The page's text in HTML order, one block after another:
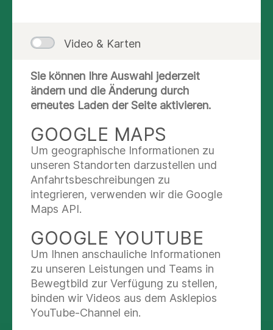
künstlichen Hüft- und Kniegelenken,
Knochenbrüchen.
Nutzen Sie unsere vielfältigen
(KG), Manuelle Therapie (MT), Manuelle
Lymphdrainage, CMD und
Krankengymnastik am Gerät (KGG), um
Ihre Gesundheit zu fördern. Darüber
hinaus bieten wir Ihnen die Möglichkeit,
unsere Trainingsfläche als
Selbstzahler:innen präventiv zu nutzen
und hier in Bewegung zu kommen.
Dank unserer direkten Anbindung an das
Asklepios Westklinikum und das Asklepios
MVZ West profitieren Sie von einem
mehr lesen
Stellenangebote
Wir sind auf der Suche nach neuen Kolleg:innen -
und freuen uns auf Ihre Bewerbung!
Mehr lesen
KONTAKT & ORIENTIERUNG
Video & Karten
Sie können Ihre Auswahl jederzeit
ändern und die Änderung durch
erneutes Laden der Seite aktivieren.
GOOGLE MAPS
Um geographische Informationen zu
unseren Standorten darzustellen und
Anfahrtsbeschreibungen zu
integrieren, verwenden wir die Google
Maps API.
GOOGLE YOUTUBE
Um Ihnen anschauliche Informationen
zu unseren Leistungen und Teams in
Bewegtbild zur Verfügung zu stellen,
binden wir Videos aus dem Asklepios
YouTube-Channel ein.